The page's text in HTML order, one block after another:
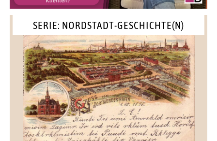
SERIE: NORDSTADT-GESCHICHTE(N)